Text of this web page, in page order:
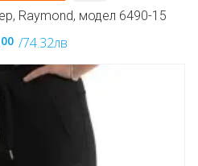
Raymond, модел 6490-15
00 /74.32лв